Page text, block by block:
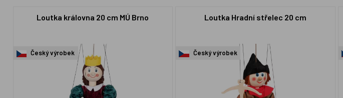
Loutka královna 20 cm MÚ Brno
Český výrobek
Loutka Hradní střelec 20 cm
Český výrobek